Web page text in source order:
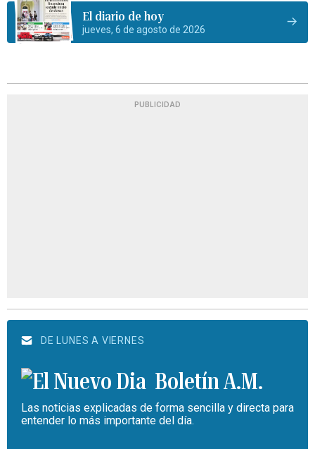
El diario de hoy
jueves, 6 de agosto de 2026
PUBLICIDAD
DE LUNES A VIERNES
Boletín A.M.
Las noticias explicadas de forma sencilla y directa para
entender lo más importante del día.